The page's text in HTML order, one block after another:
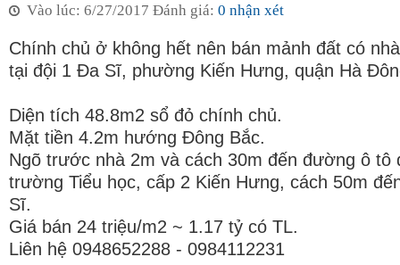
Vào lúc: 6/27/2017 Đánh giá: 0 nhận xét
Chính chủ ở không hết nên bán mảnh đất có
tại đội 1 Đa Sĩ, phường Kiến Hưng, quận Hà
Diện tích 48.8m2 sổ đỏ chính chủ.
Mặt tiền 4.2m hướng Đông Bắc.
Ngõ trước nhà 2m và cách 30m đến đường ô tô
trường Tiểu học, cấp 2 Kiến Hưng, cách 50m
Sĩ.
Giá bán 24 triệu/m2 ~ 1.17 tỷ có TL.
Liên hệ 0948652288 - 0984112231